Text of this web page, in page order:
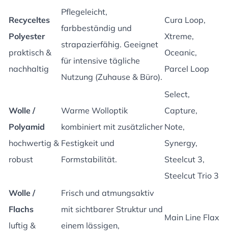
Recyceltes
Polyester
praktisch &
nachhaltig
Pflegeleicht,
farbbeständig und
strapazierfähig. Geeignet
für intensive tägliche
Nutzung (Zuhause & Büro).
Cura Loop,
Xtreme,
Oceanic,
Parcel Loop
Wolle /
Polyamid
hochwertig &
robust
Warme Wolloptik
kombiniert mit zusätzlicher
Festigkeit und
Formstabilität.
Select,
Capture,
Note,
Synergy,
Steelcut 3,
Steelcut Trio 3
Wolle /
Flachs
luftig &
Frisch und atmungsaktiv
mit sichtbarer Struktur und
einem lässigen,
Main Line Flax